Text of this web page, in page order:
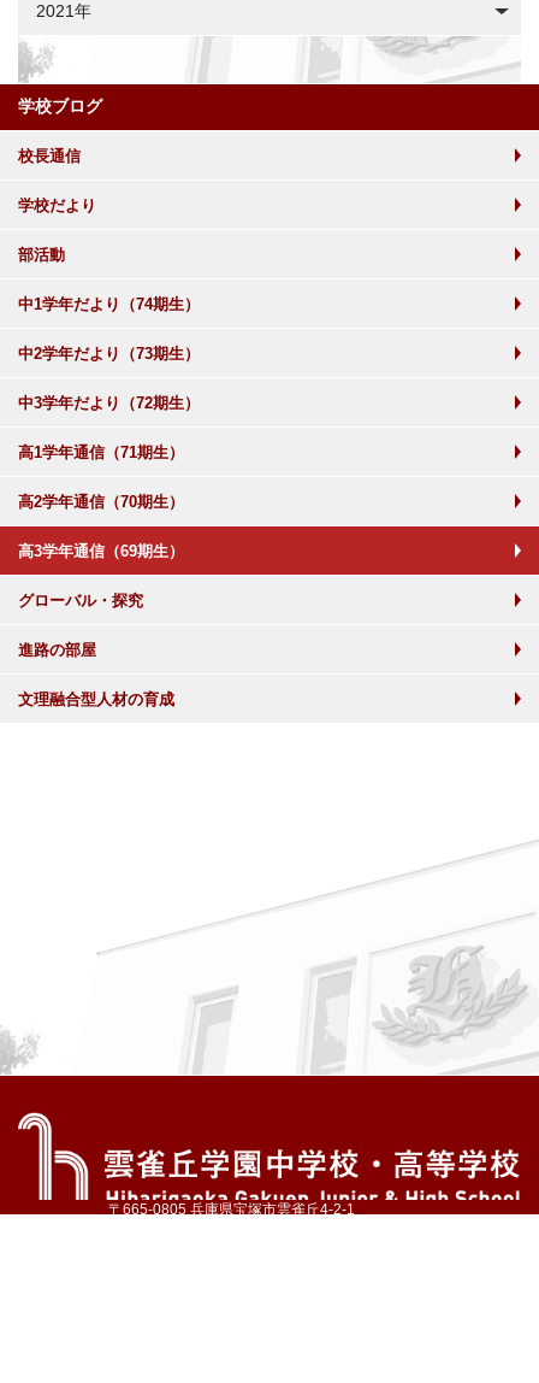
2021年
学校ブログ
校長通信
学校だより
部活動
中1学年だより（74期生）
中2学年だより（73期生）
中3学年だより（72期生）
高1学年通信（71期生）
高2学年通信（70期生）
高3学年通信（69期生）
グローバル・探究
進路の部屋
文理融合型人材の育成
〒665-0805 兵庫県宝塚市雲雀丘4-2-1